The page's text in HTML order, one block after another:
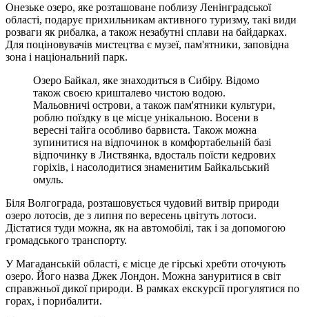
Онезьке озеро, яке розташоване поблизу Ленінградської
області, подарує прихильникам активного туризму, такі види
розваги як рибалка, а також незабутні сплави на байдарках.
Для поціновувачів мистецтва є музеї, пам'ятники, заповідна
зона і національний парк.
Озеро Байкал, яке знаходиться в Сибіру. Відомо
також своєю кришталево чистою водою.
Мальовничі острови, а також пам'ятники культури,
роблю поїздку в це місце унікальною. Восени в
вересні тайга особливо барвиста. Також можна
зупинитися на відпочинок в комфортабельній базі
відпочинку в Листвянка, вдосталь поїсти кедрових
горіхів, і насолодитися знаменитим Байкальський
омуль.
Біля Волгограда, розташовується чудовий витвір природи
озеро лотосів, де з липня по вересень цвітуть лотоси.
Дістатися туди можна, як на автомобілі, так і за допомогою
громадського транспорту.
У Магаданській області, є місце де гірські хребти оточують
озеро. Його назва Джек Лондон. Можна зануритися в світ
справжньої дикої природи. В рамках екскурсії прогулятися по
горах, і порибалити.